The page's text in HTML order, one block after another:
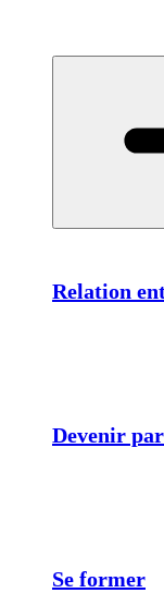
Relation
Devenir
Se former